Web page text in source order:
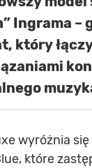
Ingrama
który
wyróżnia
które